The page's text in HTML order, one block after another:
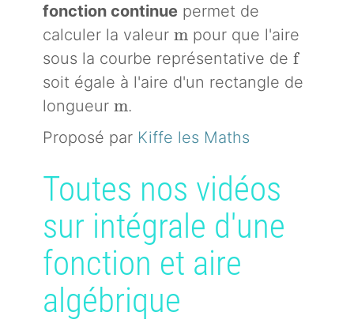
fonction continue permet de
calculer la valeur m
m pour que l'aire
sous la courbe représentative de f
f
soit égale à l'aire d'un rectangle de
longueur m
m.
Proposé par Kiffe les Maths
Toutes nos vidéos
sur intégrale d'une
fonction et aire
algébrique